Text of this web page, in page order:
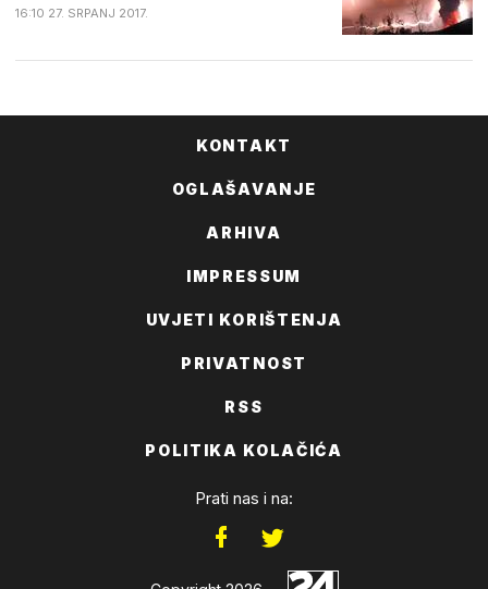
16:10 27. SRPANJ 2017.
KONTAKT
OGLAŠAVANJE
ARHIVA
IMPRESSUM
UVJETI KORIŠTENJA
PRIVATNOST
RSS
POLITIKA KOLAČIĆA
Prati nas i na: